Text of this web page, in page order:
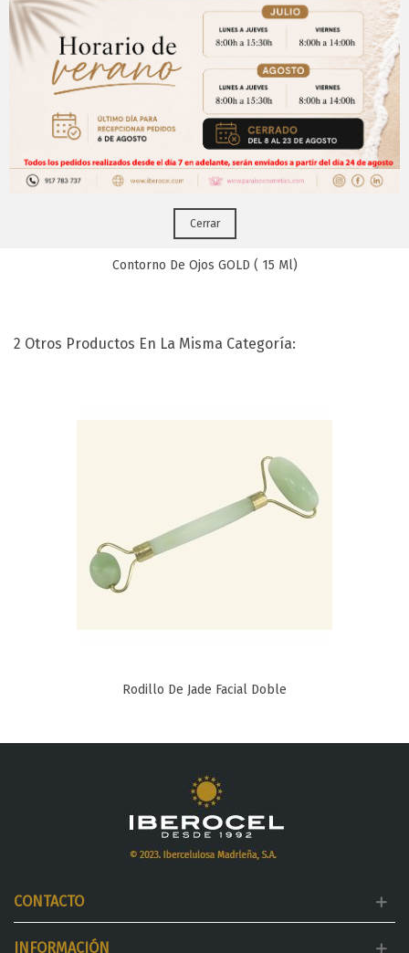
Contorno De Ojos GOLD ( 15 Ml)
2 Otros Productos En La Misma Categoría:
Rodillo De Jade Facial Doble
CONTACTO
INFORMACIÓN
Aviso Importante
¡Regístrate para acceder a los precios y realizar
tus pedidos online.!
Puedes hacerlo desdeAqui!
CERRAR
Cerrar